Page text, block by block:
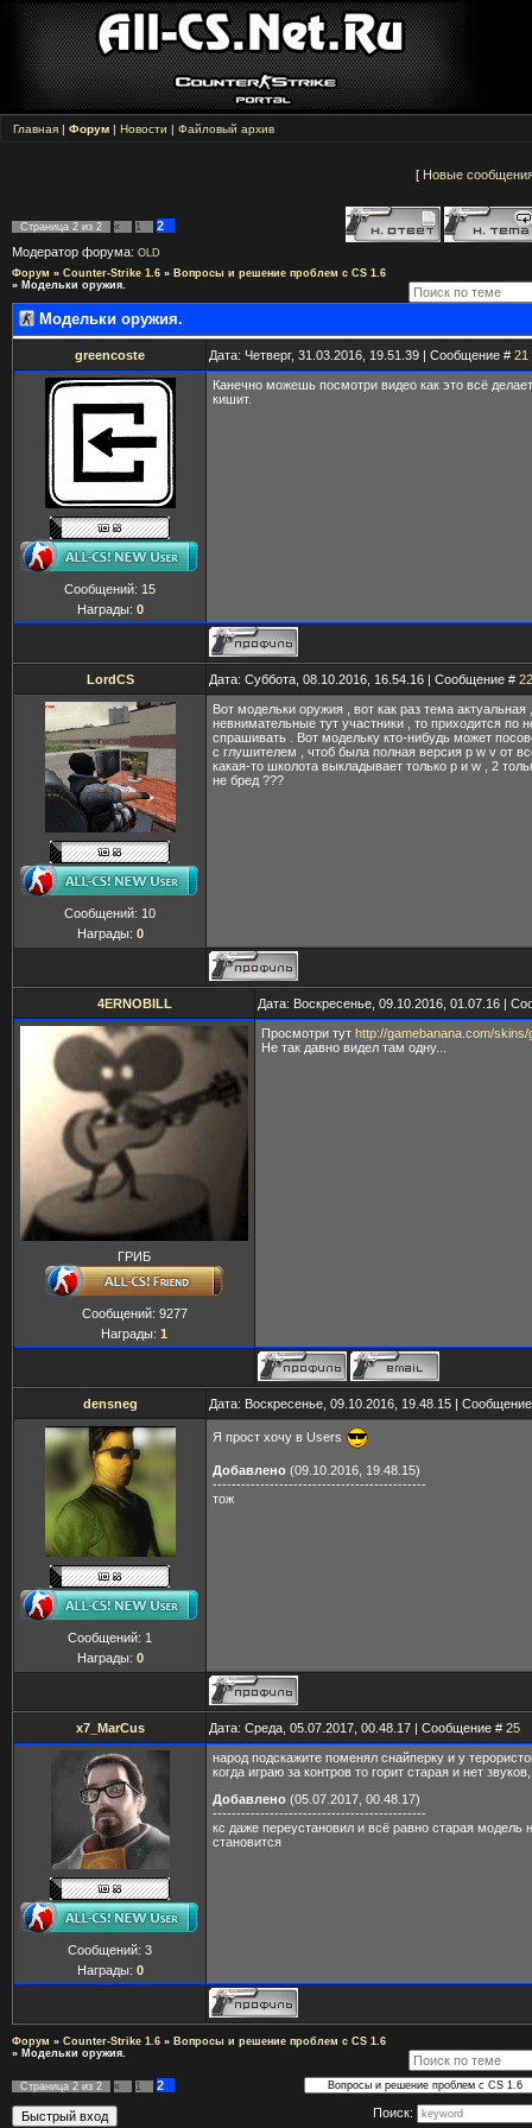
Главная | Форум | Новости | Файловый архив
[ Новые
Страница 2 из 2 « 1
2
Модератор форума: OLD
Форум » Counter-Strike 1.6 » Вопросы и решение проблем с CS 1.6
» Модельки оружия.
Модельки оружия.
greencoste Дата: Четверг, 31.03.2016, 19.51.39 | Сообщение # 21
Сообщений: 15
Награды: 0
Канечно можешь посмотри видео как это всё
кишит.
LordCS Дата: Суббота, 08.10.2016, 16.54.16 | Сообщение # 22
Сообщений: 10
Награды: 0
Вот модельки оружия , вот как раз тема актуальная
невнимательные тут участники , то приходится по
спрашивать . Вот модельку кто-нибудь может
с глушителем , чтоб была полная версия p w v от
какая-то школота выкладывает только p и w , 2
не бред ???
4ERNOBILL Дата: Воскресенье, 09.10.2016, 01.07.16 |
ГРИБ
Сообщений: 9277
Награды: 1
Просмотри тут http://gamebanana.com/skins/
Не так давно видел там одну...
densneg Дата: Воскресенье, 09.10.2016, 19.48.15 |
Сообщений: 1
Награды: 0
Я прост хочу в Users
Добавлено (09.10.2016, 19.48.15)
---------------------------------------------
тож
x7_MarCus Дата: Среда, 05.07.2017, 00.48.17 | Сообщение # 25
Сообщений: 3
Награды: 0
народ подскажите поменял снайперку и у
когда играю за контров то горит старая и нет
Добавлено (05.07.2017, 00.48.17)
---------------------------------------------
кс даже переустановил и всё равно старая модель
становится
Форум » Counter-Strike 1.6 » Вопросы и решение проблем с CS 1.6
» Модельки оружия.
Страница 2 из 2 « 1
2
Поиск: